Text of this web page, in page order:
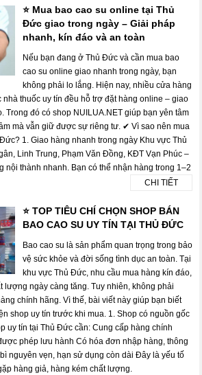
⭐ Mua bao cao su online tại Thủ
Đức giao trong ngày – Giải pháp
nhanh, kín đáo và an toàn
Nếu bạn đang ở Thủ Đức và cần mua bao
cao su online giao nhanh trong ngày, bạn
không phải lo lắng. Hiện nay, nhiều cửa hàng
nhà thuốc uy tín đều hỗ trợ đặt hàng online – giao
Trong đó có shop NUILUA.NET giúp bạn yên tâm
mà vẫn giữ được sự riêng tư. ✔ Vì sao nên mua
1. Giao hàng nhanh trong ngày Khu vực Thủ
Linh Trung, Phạm Văn Đồng, KĐT Vạn Phúc –
nội thành nhanh. Bạn có thể nhận hàng trong 1–2
CHI TIẾT
⭐ TOP TIÊU CHÍ CHỌN SHOP BÁN
BAO CAO SU UY TÍN TẠI THỦ ĐỨC
Bao cao su là sản phẩm quan trọng trong bảo
vệ sức khỏe và đời sống tình dục an toàn. Tại
khu vực Thủ Đức, nhu cầu mua hàng kín đáo,
lượng ngày càng tăng. Tuy nhiên, không phải
chính hãng. Vì thế, bài viết này giúp bạn biết
shop uy tín trước khi mua. 1. Shop có nguồn gốc
uy tín tại Thủ Đức cần: Cung cấp hàng chính
phép lưu hành Có hóa đơn nhập hàng, thông
nguyên vẹn, hạn sử dụng còn dài Đây là yếu tố
hàng giả, hàng kém chất lượng.